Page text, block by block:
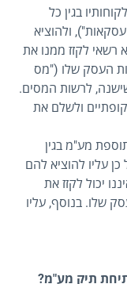
בגין כל
ולהוציא
רשאי לקזז ממנו את
העסק שלו ("מס
לרשות המסים.
ולשלם את
מע"מ בגין
עליו להוציא להם
יכול לקזז את
שלו. בנוסף, עליו
תיק מע"מ?